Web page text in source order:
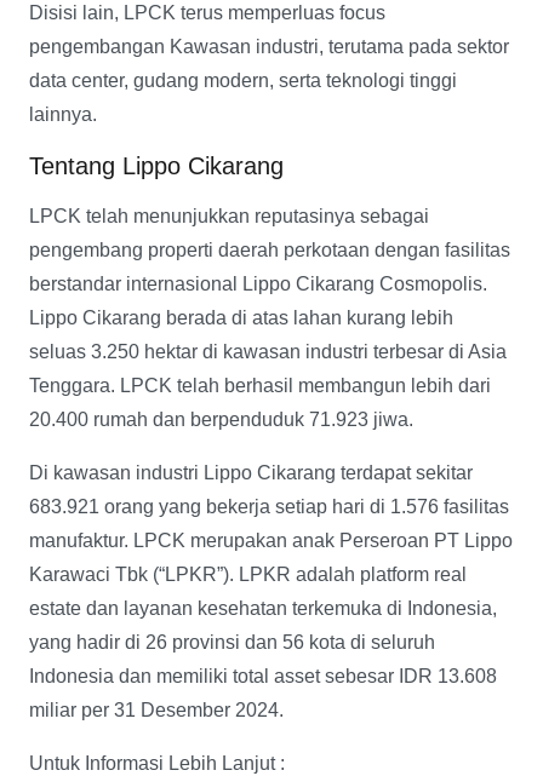
Disisi lain, LPCK terus memperluas focus
pengembangan Kawasan industri, terutama pada sektor
data center, gudang modern, serta teknologi tinggi
lainnya.
Tentang Lippo Cikarang
LPCK telah menunjukkan reputasinya sebagai
pengembang properti daerah perkotaan dengan fasilitas
berstandar internasional Lippo Cikarang Cosmopolis.
Lippo Cikarang berada di atas lahan kurang lebih
seluas 3.250 hektar di kawasan industri terbesar di Asia
Tenggara. LPCK telah berhasil membangun lebih dari
20.400 rumah dan berpenduduk 71.923 jiwa.
Di kawasan industri Lippo Cikarang terdapat sekitar
683.921 orang yang bekerja setiap hari di 1.576 fasilitas
manufaktur. LPCK merupakan anak Perseroan PT Lippo
Karawaci Tbk (“LPKR”). LPKR adalah platform real
estate dan layanan kesehatan terkemuka di Indonesia,
yang hadir di 26 provinsi dan 56 kota di seluruh
Indonesia dan memiliki total asset sebesar IDR 13.608
miliar per 31 Desember 2024.
Untuk Informasi Lebih Lanjut :